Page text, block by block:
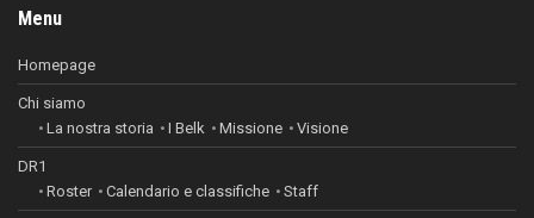
Menu
Homepage
Chi siamo
La nostra storia
I Belk Missione Visione
DR1
Roster
Calendario e classifiche Staff